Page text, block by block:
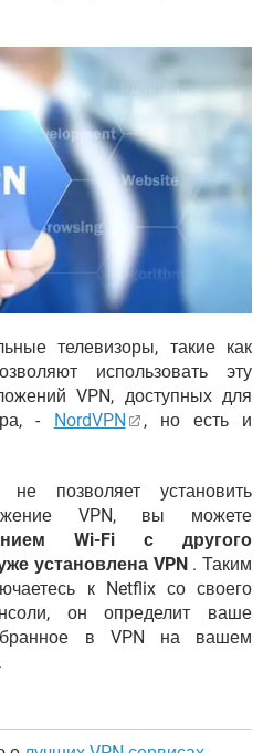
телевизоры, такие как
использовать эту
VPN, доступных для
- NordVPN
, но есть и
позволяет установить
VPN, вы можете
Wi-Fi с другого
установлена VPN. Таким
к Netflix со своего
он определит ваше
в VPN на вашем